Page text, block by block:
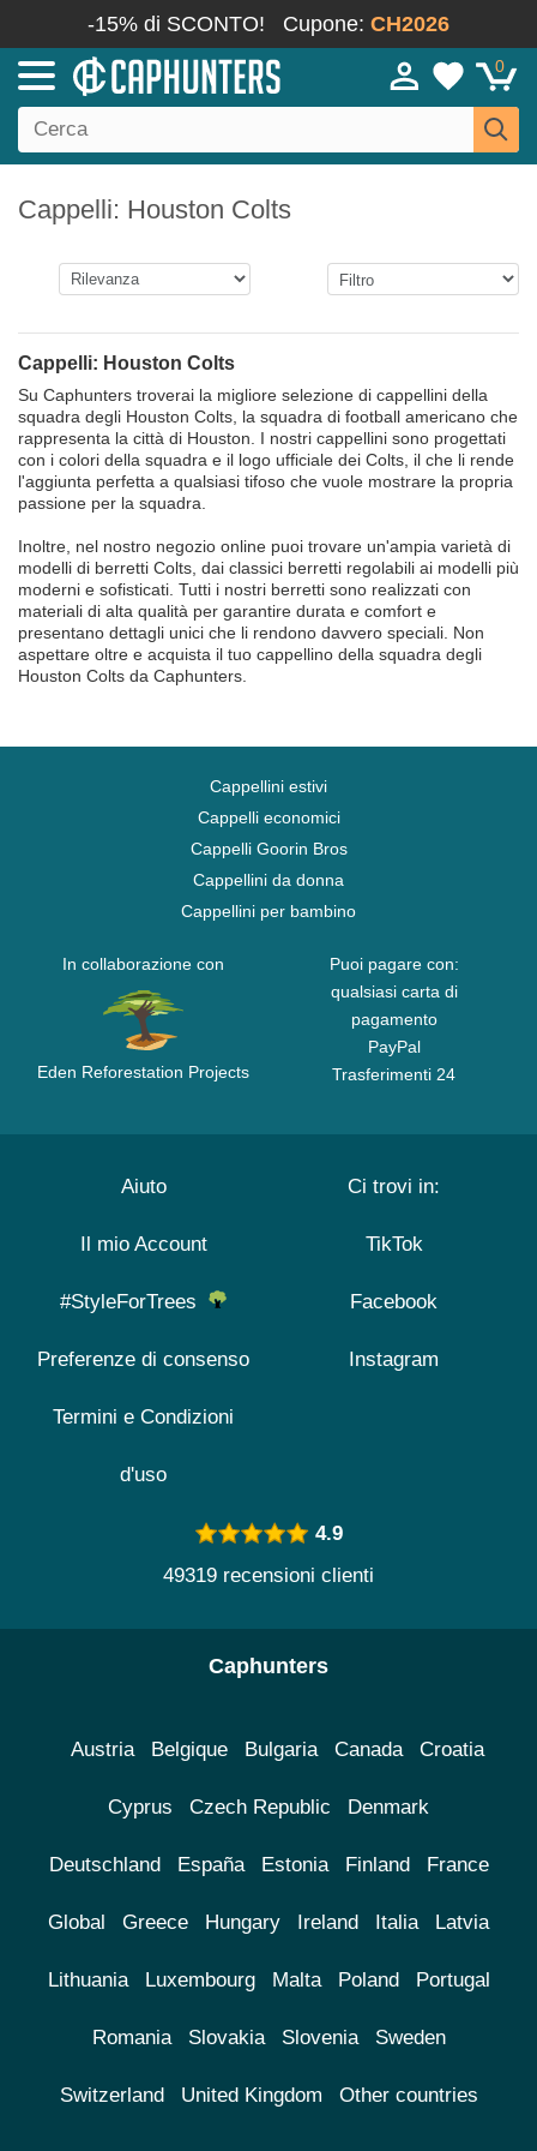
-15% di SCONTO! Cupone: CH2026
0
Cappelli: Houston Colts
Cappelli: Houston Colts
Su Caphunters troverai la migliore selezione di cappellini della
squadra degli Houston Colts, la squadra di football americano che
rappresenta la città di Houston. I nostri cappellini sono progettati
con i colori della squadra e il logo ufficiale dei Colts, il che li rende
l'aggiunta perfetta a qualsiasi tifoso che vuole mostrare la propria
passione per la squadra.
Inoltre, nel nostro negozio online puoi trovare un'ampia varietà di
modelli di berretti Colts, dai classici berretti regolabili ai modelli più
moderni e sofisticati. Tutti i nostri berretti sono realizzati con
materiali di alta qualità per garantire durata e comfort e
presentano dettagli unici che li rendono davvero speciali. Non
aspettare oltre e acquista il tuo cappellino della squadra degli
Houston Colts da Caphunters.
Cappellini estivi
Cappelli economici
Cappelli Goorin Bros
Cappellini da donna
Cappellini per bambino
In collaborazione con
Eden Reforestation Projects
Puoi pagare con:
qualsiasi carta di
pagamento
PayPal
Trasferimenti 24
Aiuto
Il mio Account
#StyleForTrees
Preferenze di consenso
Termini e Condizioni
d'uso
Ci trovi in:
TikTok
Facebook
Instagram
4.9
49319 recensioni clienti
Caphunters
Austria Belgique Bulgaria Canada Croatia
Cyprus Czech Republic Denmark
Deutschland España Estonia Finland France
Global Greece Hungary Ireland Italia Latvia
Lithuania Luxembourg Malta Poland Portugal
Romania Slovakia Slovenia Sweden
Switzerland United Kingdom Other countries